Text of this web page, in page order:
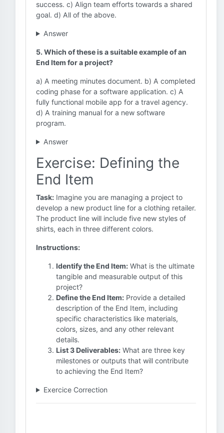
success. c) Align team efforts towards a shared
goal. d) All of the above.
Answer
5. Which of these is a suitable example of an
End Item for a project?
a) A meeting minutes document. b) A completed
coding phase for a software application. c) A
fully functional mobile app for a travel agency.
d) A training manual for a new software
program.
Answer
Exercise: Defining the
End Item
Task: Imagine you are managing a project to
develop a new product line for a clothing retailer.
The product line will include five new styles of
shirts, each in three different colors.
Instructions:
Identify the End Item: What is the ultimate
tangible and measurable output of this
project?
Define the End Item: Provide a detailed
description of the End Item, including
specific characteristics like materials,
colors, sizes, and any other relevant
details.
List 3 Deliverables: What are three key
milestones or outputs that will contribute
to achieving the End Item?
Exercice Correction